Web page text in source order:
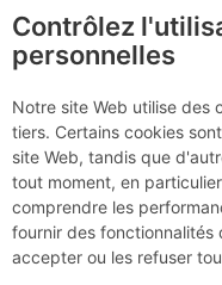
certaines pages ne sont
incomplètes,
compte sur le site.
Eperon
Samedi 22 juillet
Contrôlez
personnelles
Notre site Web utilise des
tiers. Certains cookies
site Web, tandis que
tout moment, en
comprendre les
fournir des fonctionnalités
accepter ou les refuser